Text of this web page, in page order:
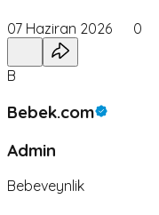
07 Haziran 2026 0
B
Bebek.com
Admin
Bebeveynlik